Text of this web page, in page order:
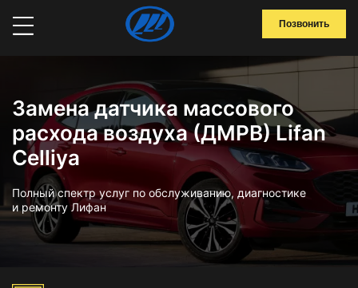
Позвонить
Замена датчика массового
расхода воздуха (ДМРВ) Lifan
Celliya
Полный спектр услуг по обслуживанию, диагностике
и ремонту Лифан